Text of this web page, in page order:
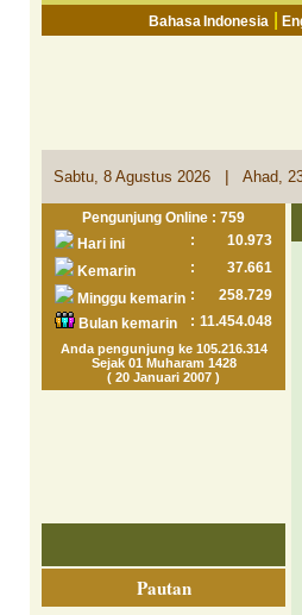
Bahasa Indonesia |
Sabtu, 8 Agustus 2026 | Ahad,
Pengunjung Online : 759
Hari ini
:
10.973
Kemarin
:
37.661
Minggu kemarin :
258.729
Bulan kemarin
: 11.454.048
Anda pengunjung ke 105.216.314
Sejak 01 Muharam 1428
( 20 Januari 2007 )
Pautan